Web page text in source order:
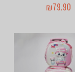
₪79.90